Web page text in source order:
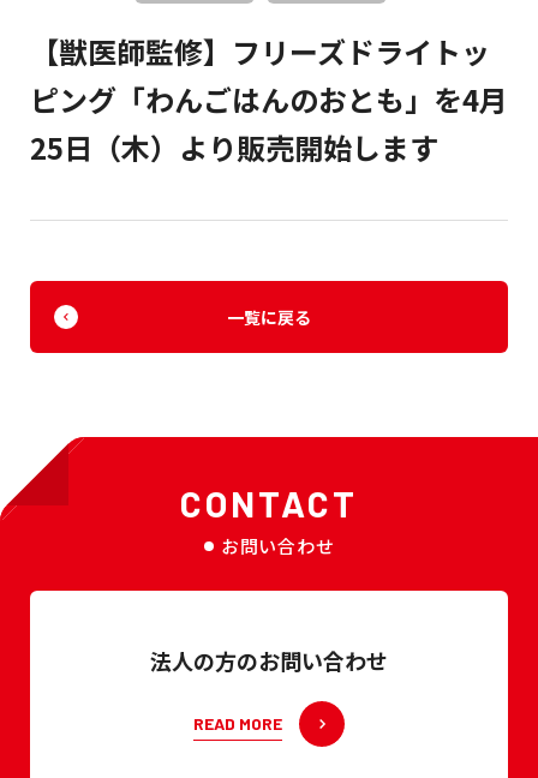
【獣医師監修】フリーズドライトッ
ピング「わんごはんのおとも」を4月
25日（木）より販売開始します
一覧に戻る
CONTACT
お問い合わせ
法人の方のお問い合わせ
READ MORE